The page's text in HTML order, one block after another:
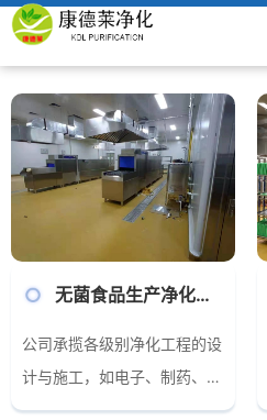
网站首页
无菌食品生产净化车间
公司承揽各级别净化工程的设
计与施工，如电子、制药、化
学化工、医院手术室、动物